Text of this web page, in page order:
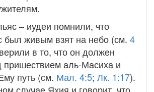
– иудеи помнили, что
был живым взят на небо (см. 4
в то, что он должен
пришествием аль-Масиха и
путь (см. Мал. 4:5; Лк. 1:17).
случае Яхия и говорит, что